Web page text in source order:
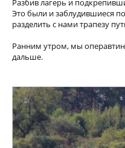
Разбив лагерь и
Это были и заблудившиеся
разделить с нами трапезу
Ранним утром, мы
дальше.